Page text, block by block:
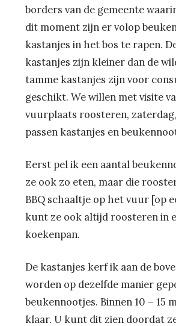
borders van de gemeente
dit moment zijn er volop
kastanjes in het bos te rapen.
kastanjes zijn kleiner dan de
tamme kastanjes zijn voor
geschikt. We willen met visite
vuurplaats roosteren,
passen kastanjes en
Eerst pel ik een aantal
ze ook zo eten, maar die
BBQ schaaltje op het vuur [op
kunt ze ook altijd roosteren in
koekenpan.
De kastanjes kerf ik aan de
worden op dezelfde manier
beukennootjes. Binnen 10 – 15
klaar. U kunt dit zien doordat